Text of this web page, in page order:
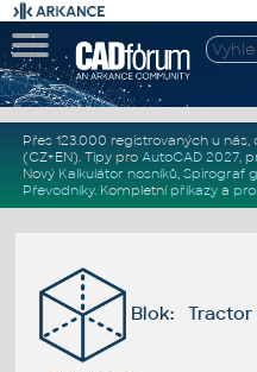
Přes 123.000 registrovaných u nás,
(CZ+EN). Tipy pro AutoCAD 2027,
Nový Kalkulátor nosníků, Spirograf
Převodníky. Kompletní příkazya
Blok: Tractor